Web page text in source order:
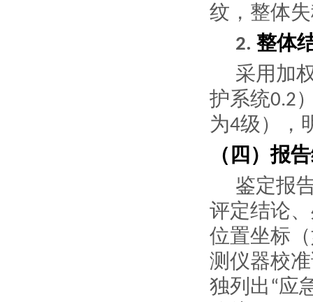
纹，整体
2. 整体
采用加
护系统0.2
为4级），
（四）报
鉴定报
评定结论
位置坐标
测仪器校
独列出 “应